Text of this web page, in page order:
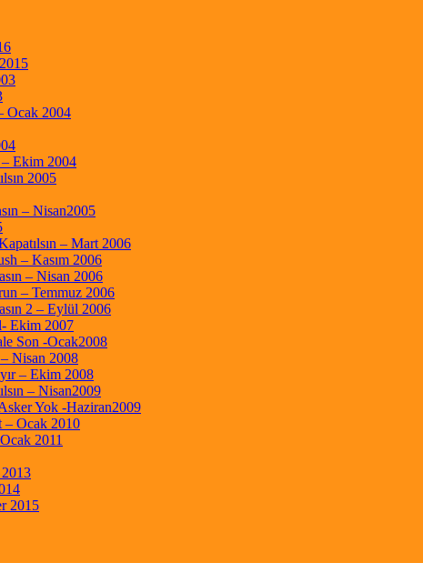
Ocak 2004
– Ekim 2004
2005
– Nisan2005
– Mart 2006
– Kasım 2006
– Nisan 2006
– Temmuz 2006
2 – Eylül 2006
Ekim 2007
Son -Ocak2008
– Nisan 2008
– Ekim 2008
– Nisan2009
Yok -Haziran2009
– Ocak 2010
2011
2013
2015